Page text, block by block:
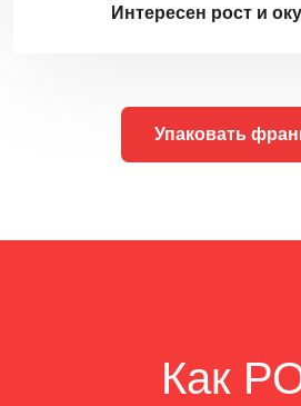
Интересен рост и
Упаковать
Как